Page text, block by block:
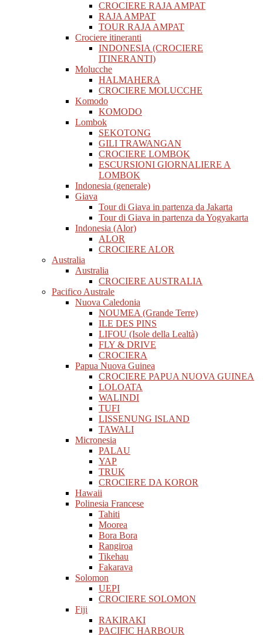
CROCIERE RAJA AMPAT
RAJA AMPAT
TOUR RAJA AMPAT
Crociere itineranti
INDONESIA (CROCIERE
ITINERANTI)
Molucche
HALMAHERA
CROCIERE MOLUCCHE
Komodo
KOMODO
Lombok
SEKOTONG
GILI TRAWANGAN
CROCIERE LOMBOK
ESCURSIONI GIORNALIERE A
LOMBOK
Indonesia (generale)
Giava
Tour di Giava in partenza da Jakarta
Tour di Giava in partenza da Yogyakarta
Indonesia (Alor)
ALOR
CROCIERE ALOR
Australia
Australia
CROCIERE AUSTRALIA
Pacifico Australe
Nuova Caledonia
NOUMEA (Grande Terre)
ILE DES PINS
LIFOU (Isole della Lealtà)
FLY & DRIVE
CROCIERA
Papua Nuova Guinea
CROCIERE PAPUA NUOVA GUINEA
LOLOATA
WALINDI
TUFI
LISSENUNG ISLAND
TAWALI
Micronesia
PALAU
YAP
TRUK
CROCIERE DA KOROR
Hawaii
Polinesia Francese
Tahiti
Moorea
Bora Bora
Rangiroa
Tikehau
Fakarava
Solomon
UEPI
CROCIERE SOLOMON
Fiji
RAKIRAKI
PACIFIC HARBOUR